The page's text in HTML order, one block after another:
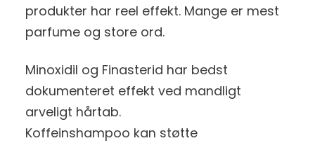
produkter har reel effekt. Mange er mest
parfume og store ord.
Minoxidil og Finasterid har bedst
dokumenteret effekt ved mandligt
arveligt hårtab.
Koffeinshampoo kan støtte